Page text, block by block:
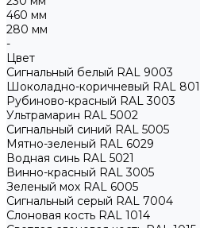
460 мм
280 мм
-
Цвет
Сигнальный белый RAL 9003
Шоколадно-коричневый RAL
Рубиново-красный RAL 3003
Ультрамарин RAL 5002
Сигнальный синий RAL 5005
Мятно-зеленый RAL 6029
Водная синь RAL 5021
Винно-красный RAL 3005
Зеленый мох RAL 6005
Сигнальный серый RAL 7004
Слоновая кость RAL 1014